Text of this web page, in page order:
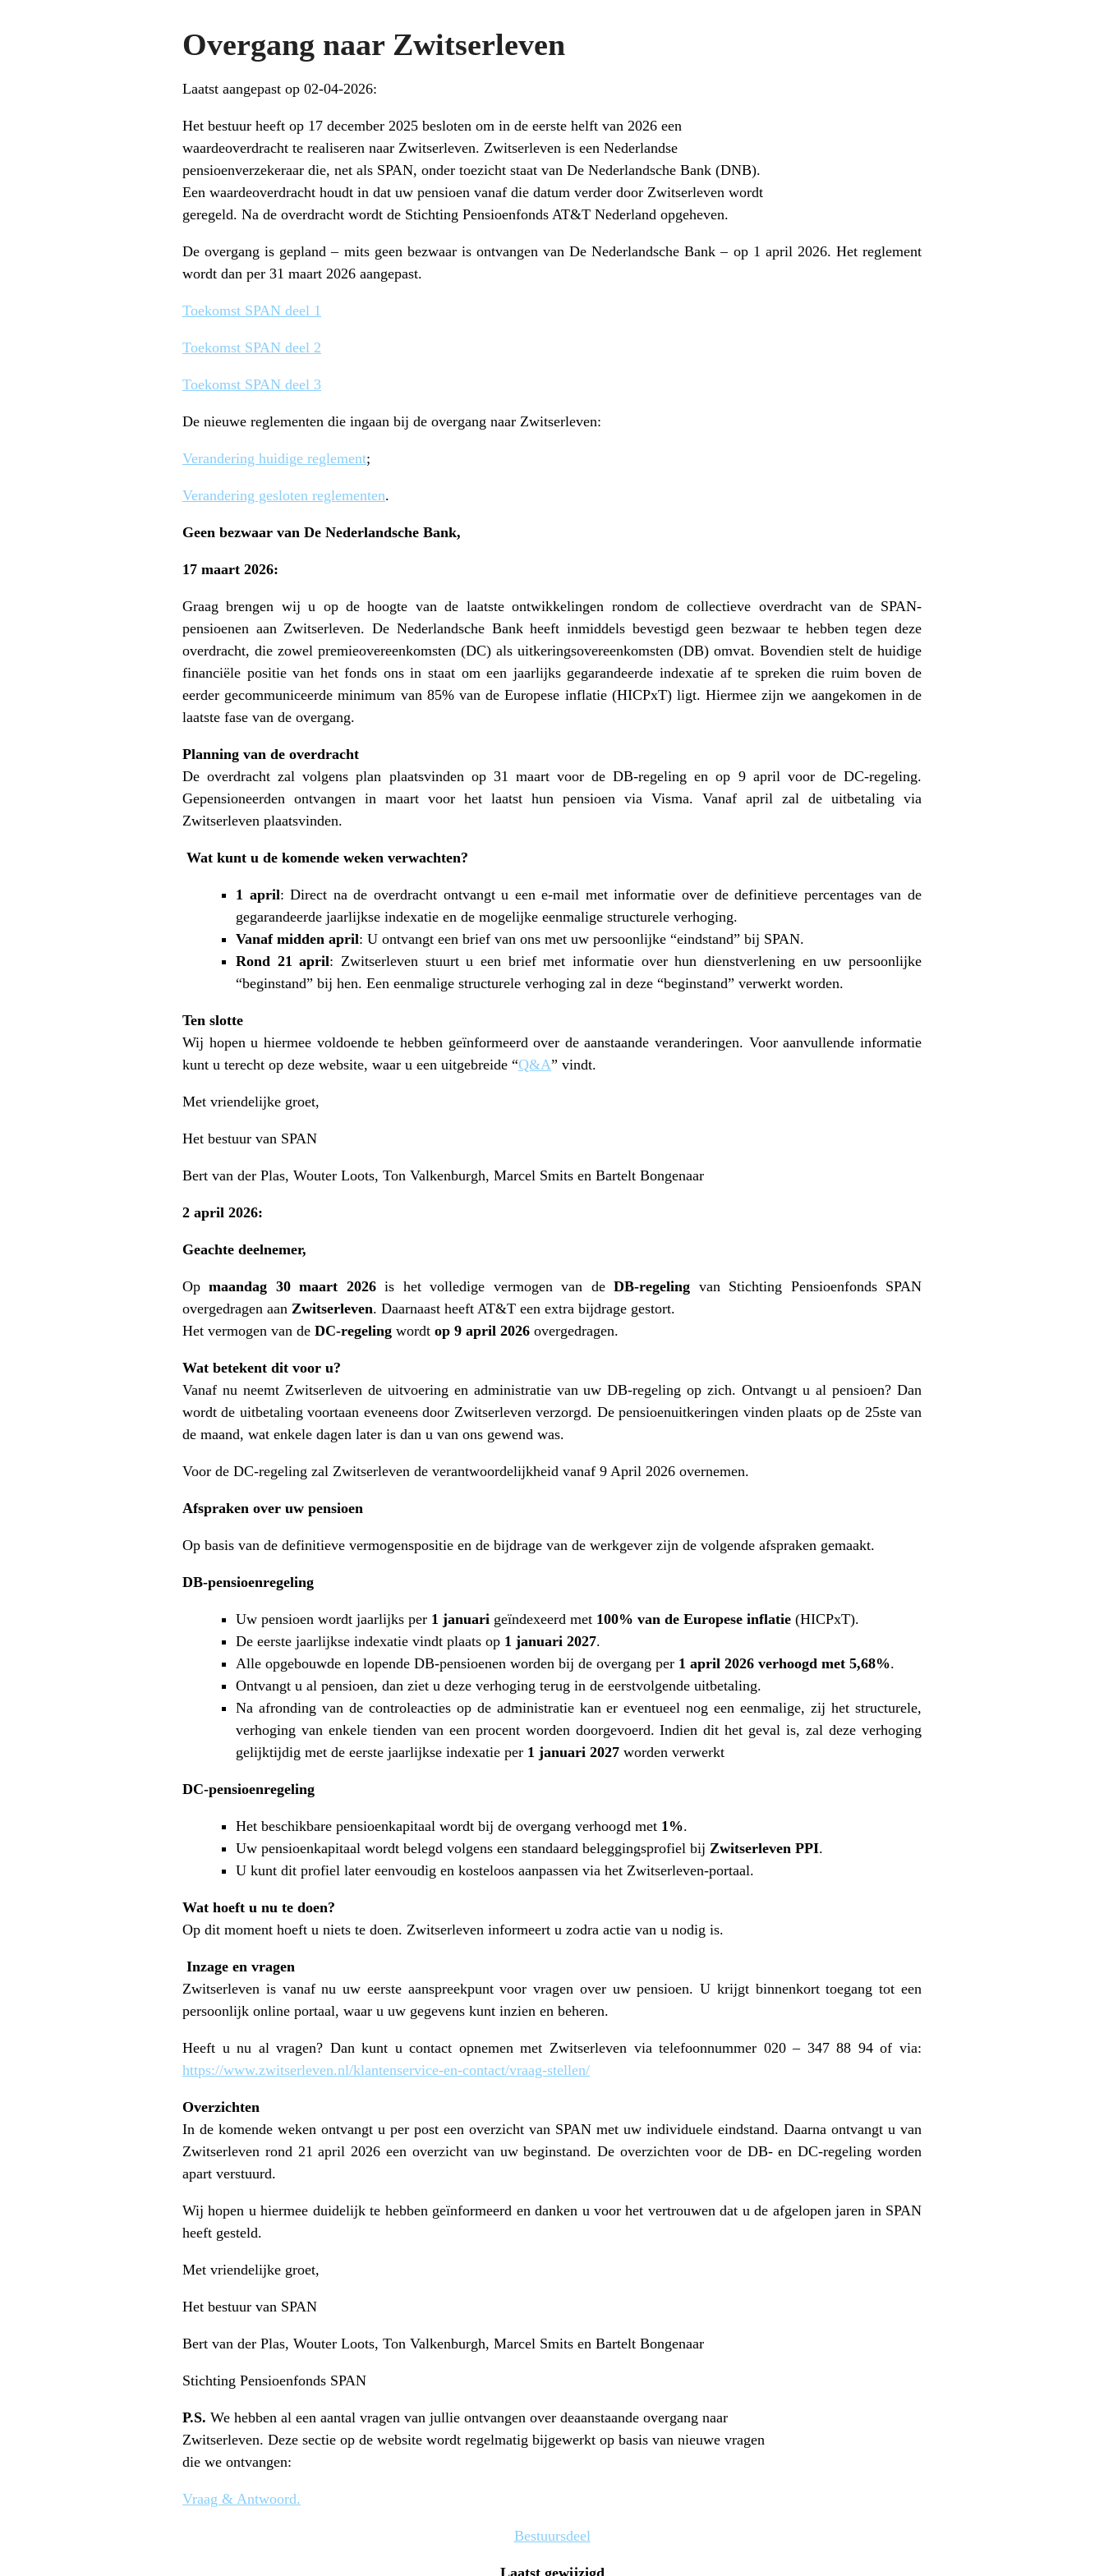
Overgang naar Zwitserleven
Laatst aangepast op 02-04-2026:
Het bestuur heeft op 17 december 2025 besloten om in de eerste helft van 2026 een
waardeoverdracht te realiseren naar Zwitserleven. Zwitserleven is een Nederlandse
pensioenverzekeraar die, net als SPAN, onder toezicht staat van De Nederlandsche Bank (DNB).
Een waardeoverdracht houdt in dat uw pensioen vanaf die datum verder door Zwitserleven wordt
geregeld. Na de overdracht wordt de Stichting Pensioenfonds AT&T Nederland opgeheven.
De overgang is gepland – mits geen bezwaar is ontvangen van De Nederlandsche Bank – op 1 april 2026. Het reglement
wordt dan per 31 maart 2026 aangepast.
Toekomst SPAN deel 1
Toekomst SPAN deel 2
Toekomst SPAN deel 3
De nieuwe reglementen die ingaan bij de overgang naar Zwitserleven:
Verandering huidige reglement;
Verandering gesloten reglementen.
Geen bezwaar van De Nederlandsche Bank,
17 maart 2026:
Graag brengen wij u op de hoogte van de laatste ontwikkelingen rondom de collectieve overdracht van de SPAN-
pensioenen aan Zwitserleven. De Nederlandsche Bank heeft inmiddels bevestigd geen bezwaar te hebben tegen deze
overdracht, die zowel premieovereenkomsten (DC) als uitkeringsovereenkomsten (DB) omvat. Bovendien stelt de huidige
financiële positie van het fonds ons in staat om een jaarlijks gegarandeerde indexatie af te spreken die ruim boven de
eerder gecommuniceerde minimum van 85% van de Europese inflatie (HICPxT) ligt. Hiermee zijn we aangekomen in de
laatste fase van de overgang.
Planning van de overdracht
De overdracht zal volgens plan plaatsvinden op 31 maart voor de DB-regeling en op 9 april voor de DC-regeling.
Gepensioneerden ontvangen in maart voor het laatst hun pensioen via Visma. Vanaf april zal de uitbetaling via
Zwitserleven plaatsvinden.
Wat kunt u de komende weken verwachten?
1 april: Direct na de overdracht ontvangt u een e-mail met informatie over de definitieve percentages van de
gegarandeerde jaarlijkse indexatie en de mogelijke eenmalige structurele verhoging.
Vanaf midden april: U ontvangt een brief van ons met uw persoonlijke “eindstand” bij SPAN.
Rond 21 april: Zwitserleven stuurt u een brief met informatie over hun dienstverlening en uw persoonlijke
“beginstand” bij hen. Een eenmalige structurele verhoging zal in deze “beginstand” verwerkt worden.
Ten slotte
Wij hopen u hiermee voldoende te hebben geïnformeerd over de aanstaande veranderingen. Voor aanvullende informatie
kunt u terecht op deze website, waar u een uitgebreide “Q&A” vindt.
Met vriendelijke groet,
Het bestuur van SPAN
Bert van der Plas, Wouter Loots, Ton Valkenburgh, Marcel Smits en Bartelt Bongenaar
2 april 2026:
Geachte deelnemer,
Opmaandag 30 maart 2026is het volledige vermogen van deDB‑regeling van Stichting Pensioenfonds SPAN
overgedragen aan Zwitserleven. Daarnaast heeft AT&T een extra bijdrage gestort.
Het vermogen van de DC‑regeling wordt op 9 april 2026 overgedragen.
Wat betekent dit voor u?
Vanaf nu neemt Zwitserleven de uitvoering en administratie van uw DB-regeling op zich. Ontvangt u al pensioen? Dan
wordt de uitbetaling voortaan eveneens door Zwitserleven verzorgd. De pensioenuitkeringen vinden plaats op de 25ste van
de maand, wat enkele dagen later is dan u van ons gewend was.
Voor de DC-regeling zal Zwitserleven de verantwoordelijkheid vanaf 9 April 2026 overnemen.
Afspraken over uw pensioen
Op basis van de definitieve vermogenspositie en de bijdrage van de werkgever zijn de volgende afspraken gemaakt.
DB‑pensioenregeling
Uw pensioen wordt jaarlijks per 1 januari geïndexeerd met 100% van de Europese inflatie (HICPxT).
De eerste jaarlijkse indexatie vindt plaats op 1 januari 2027.
Alle opgebouwde en lopende DB‑pensioenen worden bij de overgang per 1 april 2026 verhoogd met 5,68%.
Ontvangt u al pensioen, dan ziet u deze verhoging terug in de eerstvolgende uitbetaling.
Na afronding van de controleacties op de administratie kan er eventueel nog een eenmalige, zij het structurele,
verhoging van enkele tienden van een procent worden doorgevoerd. Indien dit het geval is, zal deze verhoging
gelijktijdig met de eerste jaarlijkse indexatie per 1 januari 2027 worden verwerkt
DC‑pensioenregeling
Het beschikbare pensioenkapitaal wordt bij de overgang verhoogd met 1%.
Uw pensioenkapitaal wordt belegd volgens een standaard beleggingsprofiel bij Zwitserleven PPI.
U kunt dit profiel later eenvoudig en kosteloos aanpassen via het Zwitserleven‑portaal.
Wat hoeft u nu te doen?
Op dit moment hoeft u niets te doen. Zwitserleven informeert u zodra actie van u nodig is.
Inzage en vragen
Zwitserleven is vanaf nu uw eerste aanspreekpunt voor vragen over uw pensioen. U krijgt binnenkort toegang tot een
persoonlijk online portaal, waar u uw gegevens kunt inzien en beheren.
Heeft u nu al vragen? Dan kunt u contact opnemen met Zwitserleven via telefoonnummer 020 – 347 88 94 of via:
https://www.zwitserleven.nl/klantenservice-en-contact/vraag-stellen/
Overzichten
In de komende weken ontvangt u per post een overzicht van SPAN met uw individuele eindstand. Daarna ontvangt u van
Zwitserleven rond 21 april 2026 een overzicht van uw beginstand. De overzichten voor de DB‑ en DC‑regeling worden
apart verstuurd.
Wij hopen u hiermee duidelijk te hebben geïnformeerd en danken u voor het vertrouwen dat u de afgelopen jaren in SPAN
heeft gesteld.
Met vriendelijke groet,
Het bestuur van SPAN
Bert van der Plas, Wouter Loots, Ton Valkenburgh, Marcel Smits en Bartelt Bongenaar
Stichting Pensioenfonds SPAN
P.S. We hebben al een aantal vragen van jullie ontvangen over deaanstaande overgang naar
Zwitserleven. Deze sectie op de website wordt regelmatig bijgewerkt op basis van nieuwe vragen
die we ontvangen:
Vraag & Antwoord.
Bestuursdeel
Laatst gewijzigd